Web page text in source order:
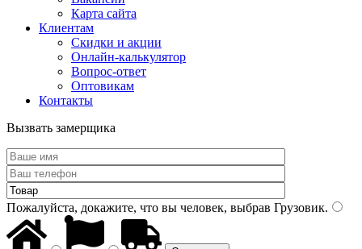
Карта сайта
Клиентам
Скидки и акции
Онлайн-калькулятор
Вопрос-ответ
Оптовикам
Контакты
Вызвать замерщика
Пожалуйста, докажите, что вы человек, выбрав Грузовик.